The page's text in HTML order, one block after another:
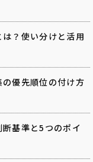
は？使い分けと活用
の優先順位の付け方
基準と5つのポイ